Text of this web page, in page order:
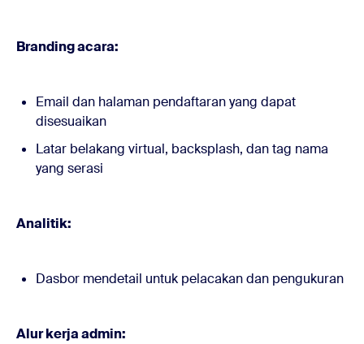
Branding acara:
Email dan halaman pendaftaran yang dapat
disesuaikan
Latar belakang virtual, backsplash, dan tag nama
yang serasi
Analitik:
Dasbor mendetail untuk pelacakan dan pengukuran
Alur kerja admin: